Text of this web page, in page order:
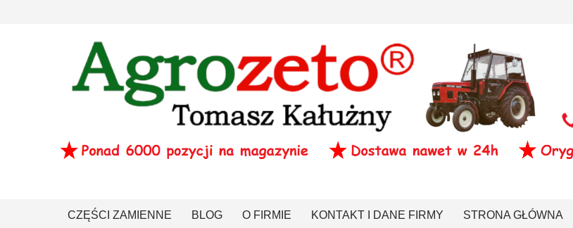
CZĘŚCI ZAMIENNE BLOG O FIRMIE KONTAKT I DANE FIRMY STRONA GŁÓWNA